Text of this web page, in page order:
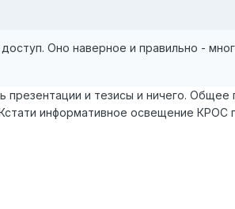
Оно наверное и правильно -
и тезисы и ничего. Общее
информативное освещение КРОС